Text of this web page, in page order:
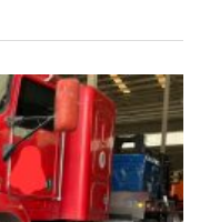
REMATE!!!